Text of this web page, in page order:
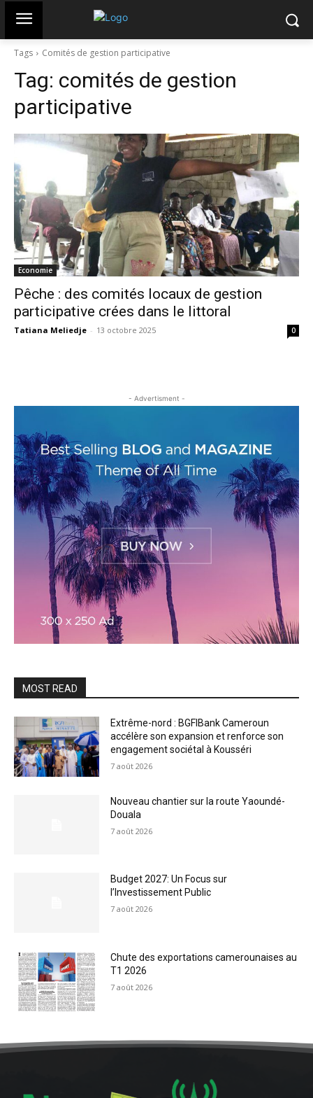
Tags Comités de gestion participative
Tag: comités de gestion
participative
Economie
Pêche : des comités locaux de gestion
participative crées dans le littoral
Tatiana Meliedje - 13 octobre 2025 0
- Advertisment -
MOST READ
Extrême-nord : BGFIBank Cameroun
accélère son expansion et renforce son
engagement sociétal à Kousséri
7 août 2026
Nouveau chantier sur la route Yaoundé-
Douala
7 août 2026
Budget 2027: Un Focus sur
l’Investissement Public
7 août 2026
Chute des exportations camerounaises au
T1 2026
7 août 2026